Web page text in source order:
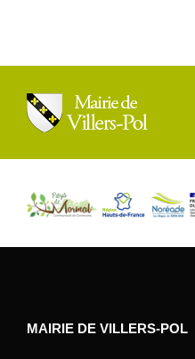
MAIRIE DE VILLERS-POL